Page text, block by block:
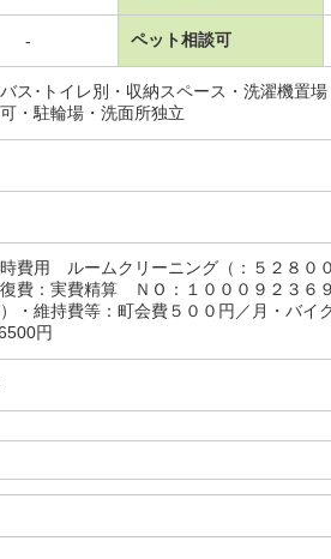
- ペット相談可
ス･トイレ別・収納スペース・洗濯機置
・駐輪場・洗面所独立
時費用 ルームクリーニング（：５２８
費：実費精算 ＮＯ：１０００９２３６
・維持費等：町会費５００円／月・バ
円